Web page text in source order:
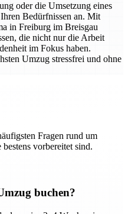
oder die Umsetzung eines
Bedürfnissen an. Mit
in Freiburg im Breisgau
die nicht nur die Arbeit
im Fokus haben.
Umzug stressfrei und ohne
Fragen rund um
vorbereitet sind.
buchen?